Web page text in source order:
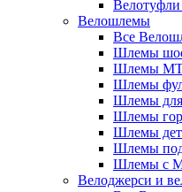
Велошлемы
Все
Шлемы
Шлемы
Шлемы
Шлемы для
Шлемы
Шлемы
Шлемы
Шлемы с
Велоджерси и